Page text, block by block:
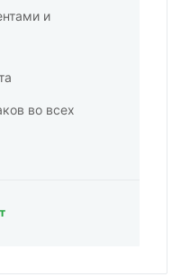
и
во всех